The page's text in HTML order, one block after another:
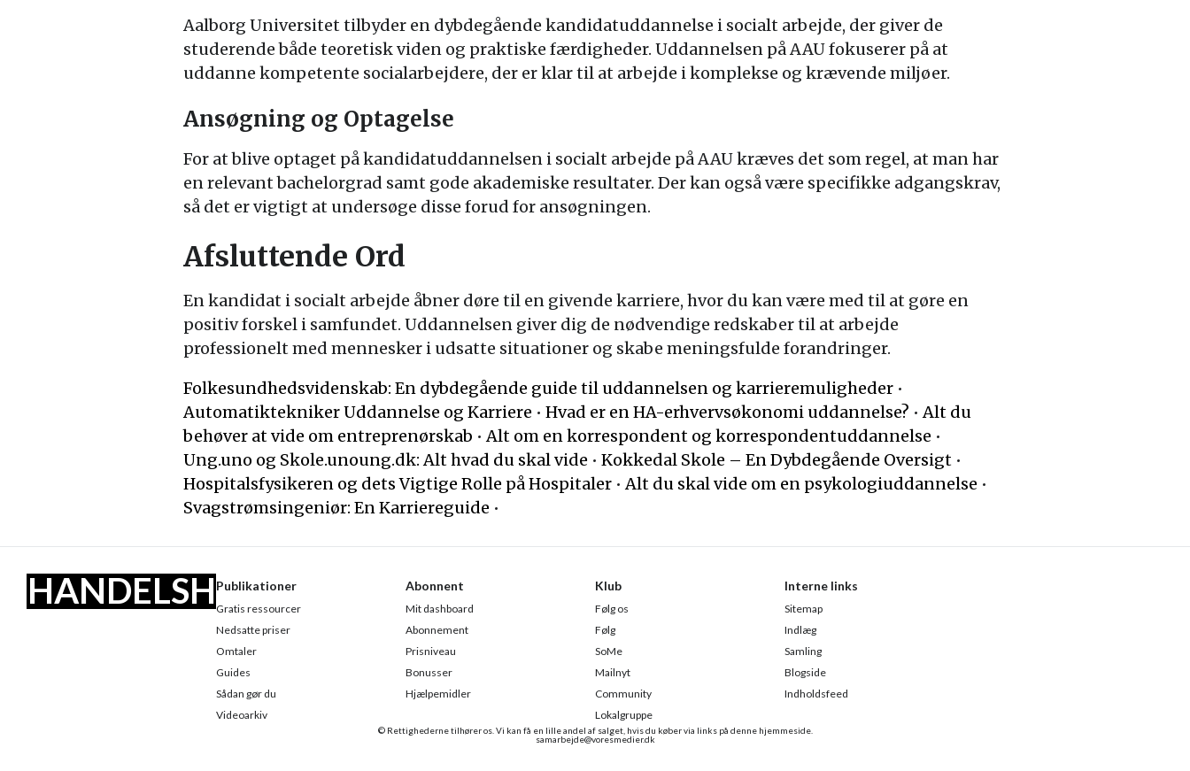
Aalborg Universitet tilbyder en dybdegående kandidatuddannelse i socialt arbejde, der giver de
studerende både teoretisk viden og praktiske færdigheder. Uddannelsen på AAU fokuserer på at
uddanne kompetente socialarbejdere, der er klar til at arbejde i komplekse og krævende miljøer.
Ansøgning og Optagelse
For at blive optaget på kandidatuddannelsen i socialt arbejde på AAU kræves det som regel, at man har
en relevant bachelorgrad samt gode akademiske resultater. Der kan også være specifikke adgangskrav,
så det er vigtigt at undersøge disse forud for ansøgningen.
Afsluttende Ord
En kandidat i socialt arbejde åbner døre til en givende karriere, hvor du kan være med til at gøre en
positiv forskel i samfundet. Uddannelsen giver dig de nødvendige redskaber til at arbejde
professionelt med mennesker i udsatte situationer og skabe meningsfulde forandringer.
Folkesundhedsvidenskab: En dybdegående guide til uddannelsen og karrieremuligheder •
Automatiktekniker Uddannelse og Karriere • Hvad er en HA-erhvervsøkonomi uddannelse? •Alt du
behøver at vide om entreprenørskab •Alt om en korrespondent og korrespondentuddannelse •
Ung.uno og Skole.unoung.dk: Alt hvad du skal vide • Kokkedal Skole – En Dybdegående Oversigt •
Hospitalsfysikeren og dets Vigtige Rolle på Hospitaler •Alt du skal vide om en psykologiuddannelse •
Svagstrømsingeniør: En Karriereguide •
HANDELSH
© Rettighederne tilhører os. Vi kan få en lille andel af salget, hvis du køber via links på denne hjemmeside.
Publikationer
Gratis ressourcer
Nedsatte priser
Omtaler
Guides
Sådan gør du
Videoarkiv
Abonnent
Mit dashboard
Abonnement
Prisniveau
Bonusser
Hjælpemidler
Klub
Følg os
Følg
SoMe
Mailnyt
Community
Lokalgruppe
Interne links
Sitemap
Indlæg
Samling
Blogside
Indholdsfeed
samarbejde@voresmedier.dk